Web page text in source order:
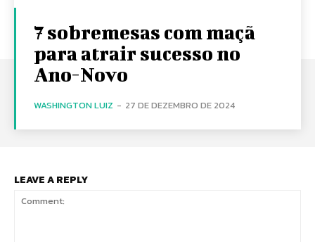
7 sobremesas com maçã
para atrair sucesso no
Ano-Novo
WASHINGTON LUIZ - 27 DE DEZEMBRO DE 2024
LEAVE A REPLY